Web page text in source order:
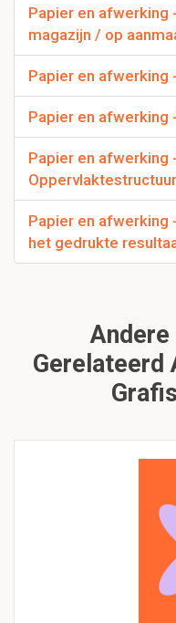
Papier en afwerking
magazijn / op
Papier en afwerking
Papier en afwerking
Papier en afwerking
Oppervlaktestructuur
Papier en afwerking
het gedrukte
Andere
Gerelateerd